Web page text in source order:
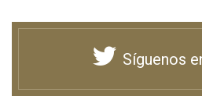
Síguenos